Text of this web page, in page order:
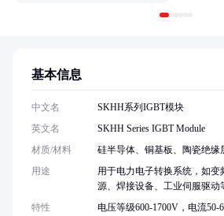
基本信息
中文名
SKHH系列IGBT模块
英文名
SKHH Series IGBT Module
材质/材料
硅半导体、铜基板、陶瓷绝缘
用途
用于电力电子转换系统，如变
源、焊接设备、工业伺服驱动
特性
电压等级600-1700V，电流50-